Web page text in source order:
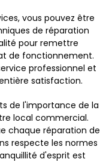
vous pouvez être
de réparation
pour remettre
de fonctionnement.
professionnel et
satisfaction.
de l'importance de la
local commercial.
chaque réparation de
respecte les normes
d'esprit est